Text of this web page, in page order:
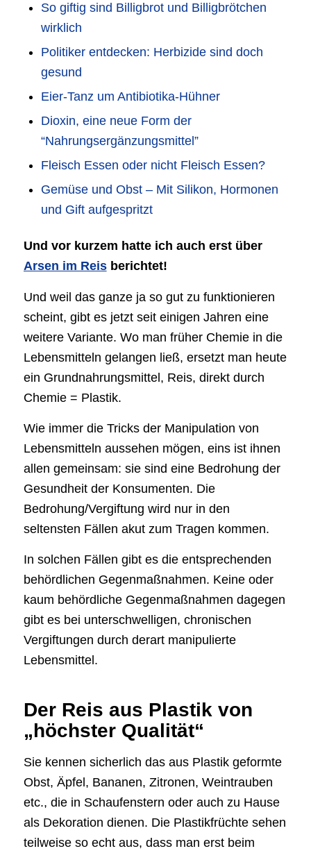
So giftig sind Billigbrot und Billigbrötchen
wirklich
Politiker entdecken: Herbizide sind doch
gesund
Eier-Tanz um Antibiotika-Hühner
Dioxin, eine neue Form der
“Nahrungsergänzungsmittel”
Fleisch Essen oder nicht Fleisch Essen?
Gemüse und Obst – Mit Silikon, Hormonen
und Gift aufgespritzt
Und vor kurzem hatte ich auch erst über
Arsen im Reisberichtet!
Und weil das ganze ja so gut zu funktionieren
scheint, gibt es jetzt seit einigen Jahren eine
weitere Variante. Wo man früher Chemie in die
Lebensmitteln gelangen ließ, ersetzt man heute
ein Grundnahrungsmittel, Reis, direkt durch
Chemie = Plastik.
Wie immer die Tricks der Manipulation von
Lebensmitteln aussehen mögen, eins ist ihnen
allen gemeinsam: sie sind eine Bedrohung der
Gesundheit der Konsumenten. Die
Bedrohung/Vergiftung wird nur in den
seltensten Fällen akut zum Tragen kommen.
In solchen Fällen gibt es die entsprechenden
behördlichen Gegenmaßnahmen. Keine oder
kaum behördliche Gegenmaßnahmen dagegen
gibt es bei unterschwelligen, chronischen
Vergiftungen durch derart manipulierte
Lebensmittel.
Der Reis aus Plastik von
„höchster Qualität“
Sie kennen sicherlich das aus Plastik geformte
Obst, Äpfel, Bananen, Zitronen, Weintrauben
etc., die in Schaufenstern oder auch zu Hause
als Dekoration dienen. Die Plastikfrüchte sehen
teilweise so echt aus, dass man erst beim